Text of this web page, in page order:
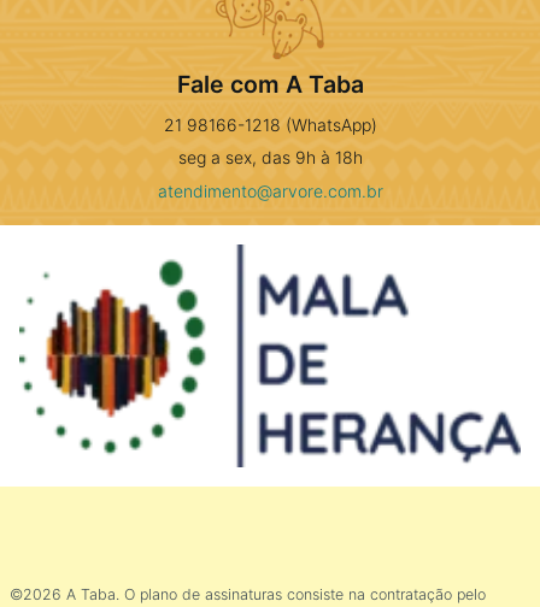
Fale com A Taba
21 98166-1218 (WhatsApp)
seg a sex, das 9h à 18h
atendimento@arvore.com.br
©2026 A Taba. O plano de assinaturas consiste na contratação pelo